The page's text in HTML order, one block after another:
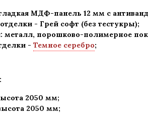
МДФ-панель 12 мм с
- Грей софт (без тестукры);
металл, порошково-полимерное
- Темное серебро;
2050 мм;
2050 мм;